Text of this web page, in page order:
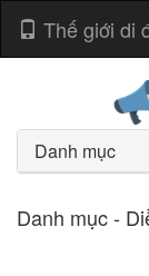
Thế giới di
Danh mục
Danh mục -